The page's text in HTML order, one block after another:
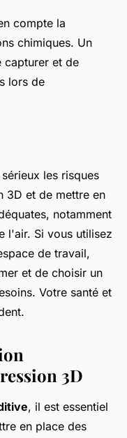
compte la
chimiques. Un
capturer et de
lors de
les risques
3D et de mettre en
notamment
l'air. Si vous utilisez
de travail,
et de choisir un
Votre santé et
3D
, il est essentiel
en place des